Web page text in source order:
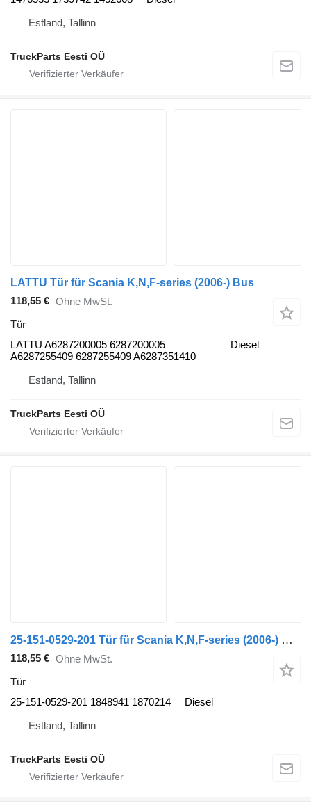
Estland, Tallinn
TruckParts Eesti OÜ
LATTU Tür für Scania K,N,F-series (2006-) Bus
118,55 € Ohne MwSt.
Tür
LATTU A6287200005 6287200005
A6287255409 6287255409 A6287351410
Diesel
Estland, Tallinn
TruckParts Eesti OÜ
25-151-0529-201 Tür für Scania K,N,F-series (2006-) Bus
118,55 € Ohne MwSt.
Tür
25-151-0529-201 1848941 1870214
Diesel
Estland, Tallinn
TruckParts Eesti OÜ